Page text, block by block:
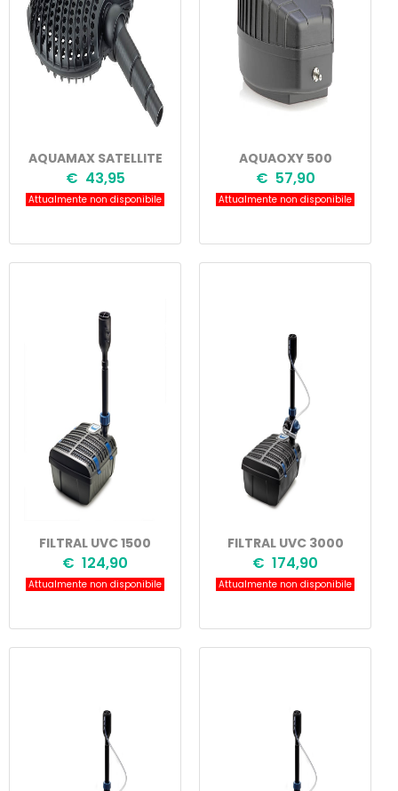
AQUAMAX SATELLITE
€ 43,95
Attualmente non disponibile
AQUAOXY 500
€ 57,90
Attualmente non disponibile
FILTRAL UVC 1500
€ 124,90
Attualmente non disponibile
FILTRAL UVC 3000
€ 174,90
Attualmente non disponibile